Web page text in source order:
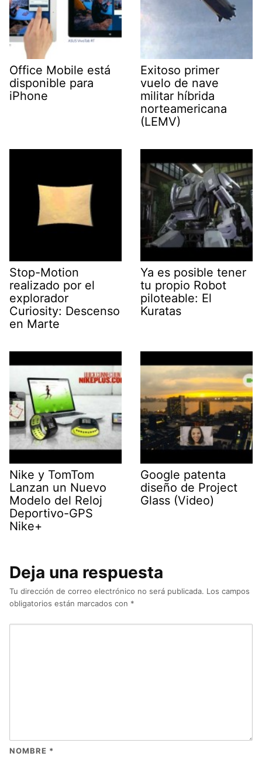
Office Mobile está
disponible para
iPhone
Exitoso primer
vuelo de nave
militar híbrida
norteamericana
(LEMV)
Stop-Motion
realizado por el
explorador
Curiosity: Descenso
en Marte
Ya es posible tener
tu propio Robot
piloteable: El
Kuratas
Nike y TomTom
Lanzan un Nuevo
Modelo del Reloj
Deportivo-GPS
Nike+
Google patenta
diseño de Project
Glass (Video)
Deja una respuesta
Tu dirección de correo electrónico no será publicada. Los campos
obligatorios están marcados con *
NOMBRE *